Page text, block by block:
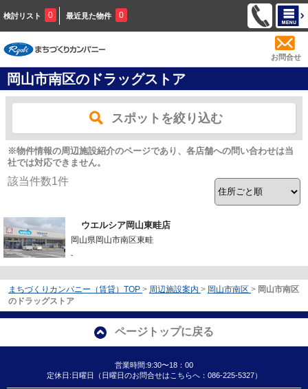
検討リスト 0 最近見た物件 0
お問合せ
岡山市南区のドラッグストア
スポットを絞り込む
※物件情報の周辺施設紹介のページであり、各店舗への問い合わせは当
社では対応できません。
該当件数1件
ウエルシア岡山東畦店
岡山県岡山市南区東畦
-
まちづくりカンパニー（賃貸）TOP > 周辺施設案内 > 岡山市南区 > 岡山市南区
のドラッグストア
ページトップに戻る
営業時間:9:30〜18：00
定休日:日曜日（日曜日のお問合せはこちらへ：086-225-5327）